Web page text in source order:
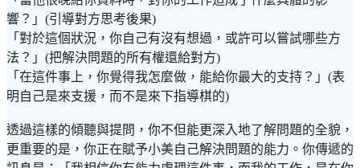
響？」(引導對方思考後果)
「對於這個狀況，你自己有沒有想過，或許可以嘗試哪些方
法？」(把解決問題的所有權還給對方)
「在這件事上，你覺得我怎麼做，能給你最大的支持？」(表
明自己是來支援，而不是來下指導棋的)
透過這樣的傾聽與提問，你不但能更深入地了解問題的全貌，
更重要的是，你正在賦予小美自己解決問題的能力。你傳遞的